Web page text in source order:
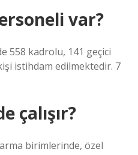
var?
558 kadrolu, 141 geçici
istihdam edilmektedir. 7
çalışır?
birimlerinde, özel